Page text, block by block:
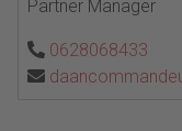
Partner Manager
0628068433